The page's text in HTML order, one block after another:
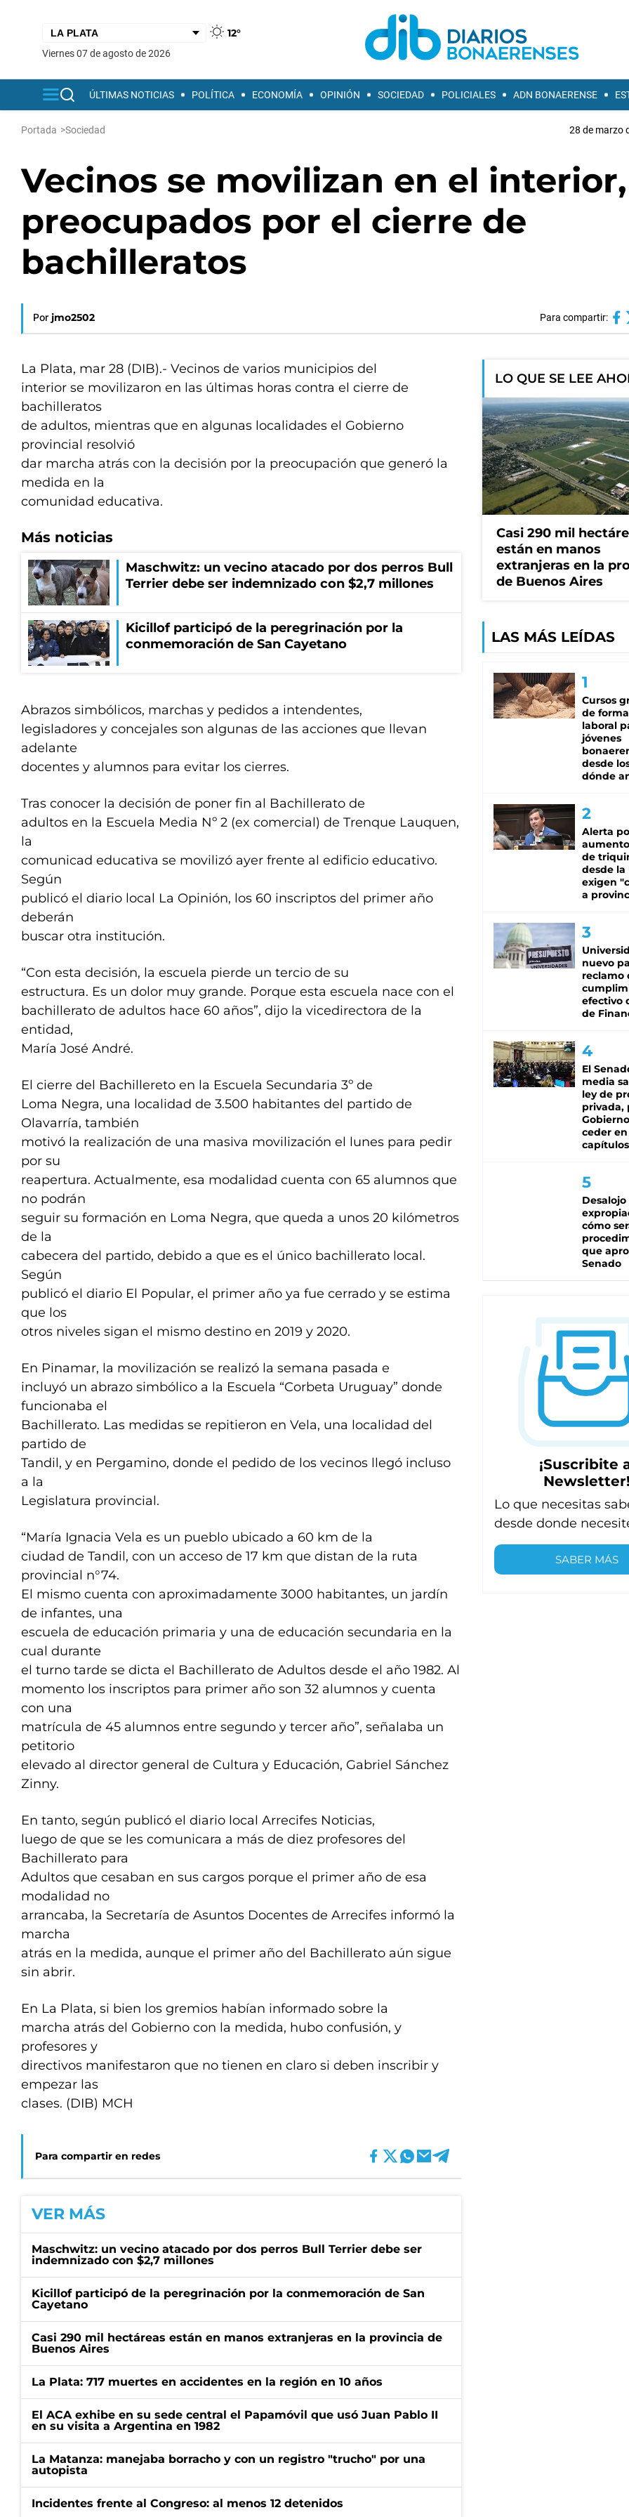
12°
viernes 07 de agosto de 2026
ÚLTIMAS NOTICIAS POLÍTICA ECONOMÍA OPINIÓN SOCIEDAD POLICIALES ADN BONAERENSE
Portada >Sociedad 28 de marzo
Vecinos se movilizan en el interior,
preocupados por el cierre de
bachilleratos
Por jmo2502 Para compartir:
La Plata, mar 28 (DIB).- Vecinos de varios municipios del
interior se movilizaron en las últimas horas contra el cierre de
bachilleratos
de adultos, mientras que en algunas localidades el Gobierno
provincial resolvió
dar marcha atrás con la decisión por la preocupación que generó la
medida en la
comunidad educativa.
Más noticias
Maschwitz: un vecino atacado por dos perros Bull
Terrier debe ser indemnizado con $2,7 millones
Kicillof participó de la peregrinación por la
conmemoración de San Cayetano
Abrazos simbólicos, marchas y pedidos a intendentes,
legisladores y concejales son algunas de las acciones que llevan
adelante
docentes y alumnos para evitar los cierres.
Tras conocer la decisión de poner fin al Bachillerato de
adultos en la Escuela Media Nº 2 (ex comercial) de Trenque Lauquen,
la
comunicad educativa se movilizó ayer frente al edificio educativo.
Según
publicó el diario local La Opinión, los 60 inscriptos del primer año
deberán
buscar otra institución.
“Con esta decisión, la escuela pierde un tercio de su
estructura. Es un dolor muy grande. Porque esta escuela nace con el
bachillerato de adultos hace 60 años”, dijo la vicedirectora de la
entidad,
María José André.
El cierre del Bachillereto en la Escuela Secundaria 3º de
Loma Negra, una localidad de 3.500 habitantes del partido de
Olavarría, también
motivó la realización de una masiva movilización el lunes para pedir
por su
reapertura. Actualmente, esa modalidad cuenta con 65 alumnos que
no podrán
seguir su formación en Loma Negra, que queda a unos 20 kilómetros
de la
cabecera del partido, debido a que es el único bachillerato local.
Según
publicó el diario El Popular, el primer año ya fue cerrado y se estima
que los
otros niveles sigan el mismo destino en 2019 y 2020.
En Pinamar, la movilización se realizó la semana pasada e
incluyó un abrazo simbólico a la Escuela “Corbeta Uruguay” donde
funcionaba el
Bachillerato. Las medidas se repitieron en Vela, una localidad del
partido de
Tandil, y en Pergamino, donde el pedido de los vecinos llegó incluso
a la
Legislatura provincial.
“María Ignacia Vela es un pueblo ubicado a 60 km de la
ciudad de Tandil, con un acceso de 17 km que distan de la ruta
provincial n°74.
El mismo cuenta con aproximadamente 3000 habitantes, un jardín
de infantes, una
escuela de educación primaria y una de educación secundaria en la
cual durante
el turno tarde se dicta el Bachillerato de Adultos desde el año 1982. Al
momento los inscriptos para primer año son 32 alumnos y cuenta
con una
matrícula de 45 alumnos entre segundo y tercer año”, señalaba un
petitorio
elevado al director general de Cultura y Educación, Gabriel Sánchez
Zinny.
En tanto, según publicó el diario local Arrecifes Noticias,
luego de que se les comunicara a más de diez profesores del
Bachillerato para
Adultos que cesaban en sus cargos porque el primer año de esa
modalidad no
arrancaba, la Secretaría de Asuntos Docentes de Arrecifes informó la
marcha
atrás en la medida, aunque el primer año del Bachillerato aún sigue
sin abrir.
En La Plata, si bien los gremios habían informado sobre la
marcha atrás del Gobierno con la medida, hubo confusión, y
profesores y
directivos manifestaron que no tienen en claro si deben inscribir y
empezar las
clases. (DIB) MCH
Para compartir en redes
VER MÁS
Maschwitz: un vecino atacado por dos perros Bull Terrier debe ser
indemnizado con $2,7 millones
Kicillof participó de la peregrinación por la conmemoración de San
Cayetano
Casi 290 mil hectáreas están en manos extranjeras en la provincia de
Buenos Aires
La Plata: 717 muertes en accidentes en la región en 10 años
El ACA exhibe en su sede central el Papamóvil que usó Juan Pablo II
en su visita a Argentina en 1982
La Matanza: manejaba borracho y con un registro "trucho" por una
autopista
Incidentes frente al Congreso: al menos 12 detenidos
LO QUE SE LEE
Casi 290 mil
están en manos
extranjeras en la
de Buenos Aires
LAS MÁS LEÍDAS
Cursos
de
laboral
jóvenes
desde
dónde
Alerta
de
desde la
exigen
a
nuevo
reclamo
efectivo
de
El
media
ley de
privada,
ceder
capítulos
cómo
que
Senado
¡Suscribite
Newsletter!
Lo que necesitas
desde donde
SABER MÁS